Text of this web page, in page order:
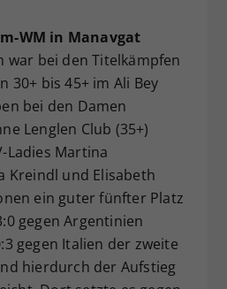
WM in Manavgat
war bei den Titelkämpfen
30+ bis 45+ im Ali Bey
bei den Damen
Lenglen Club (35+)
Ladies Martina
Kreindl und Elisabeth
ein guter fünfter Platz
gegen Argentinien
gegen Italien der zweite
hierdurch der Aufstieg